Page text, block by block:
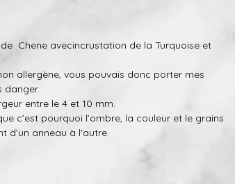
Chene avecincrustation de la Turquoise et
allergène, vous pouvais donc porter mes
danger.
entre le 4 et 10 mm.
c’est pourquoi l’ombre, la couleur et le grains
d’un anneau à l'autre.